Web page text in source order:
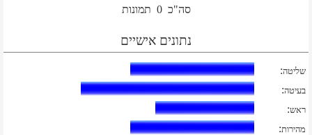
סה"כ 0 תמונות
נתונים אישיים
שליטה:
בעיטה:
ראש:
מהירות: